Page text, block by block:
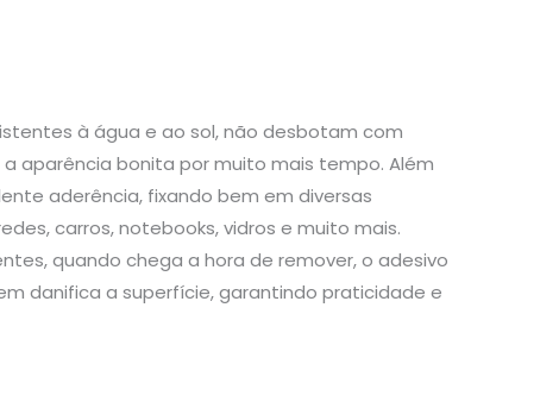
à água e ao sol, não desbotam com
aparência bonita por muito mais tempo. Além
aderência, fixando bem em diversas
carros, notebooks, vidros e muito mais.
quando chega a hora de remover, o adesivo
danifica a superfície, garantindo praticidade e